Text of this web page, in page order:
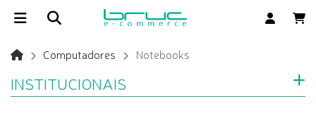
Computadores Notebooks
INSTITUCIONAIS